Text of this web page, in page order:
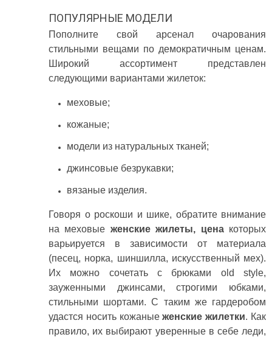
ПОПУЛЯРНЫЕ МОДЕЛИ
Пополните свой арсенал очарования
стильными вещами по демократичным ценам.
Широкий ассортимент представлен
следующими вариантами жилеток:
меховые;
кожаные;
модели из натуральных тканей;
джинсовые безрукавки;
вязаные изделия.
Говоря о роскоши и шике, обратите внимание
на меховые женские жилеты, ценакоторых
варьируется в зависимости от материала
(песец, норка, шиншилла, искусственный мех).
Их можно сочетать с брюками old style,
зауженными джинсами, строгими юбками,
стильными шортами. С таким же гардеробом
удастся носить кожаныеженские жилетки. Как
правило, их выбирают уверенные в себе леди,